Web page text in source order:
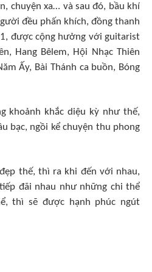
chuyện xa… và sau đó, bầu khí
đều phấn khích, đồng thanh
được cộng hưởng với guitarist
Hang Bêlem, Hội Nhạc Thiên
Ấy, Bài Thánh ca buồn, Bóng
khoảnh khắc diệu kỳ như thế,
bạc, ngồi kể chuyện thu phong
thế, thì ra khi đến với nhau,
đãi nhau như những chi thể
thì sẽ được hạnh phúc ngút